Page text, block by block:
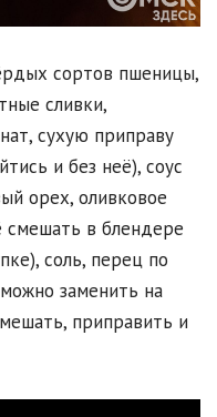
сортов пшеницы,
сливки,
сухую приправу
и без неё), соус
орех, оливковое
смешать в блендере
соль, перец по
заменить на
приправить и